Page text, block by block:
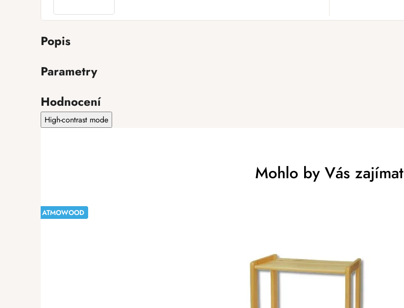
Popis
Parametry
Hodnocení
High-contrast mode
Mohlo by Vás zajímat
-20%
ATMOWOOD
ATMOWOOD
ATMOWOOD
ATMOWOOD
ATMOWOOD
ATMOWOOD
ATMOWOOD
ATMOWOOD